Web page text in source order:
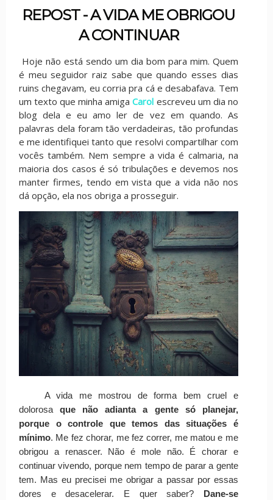
REPOST - A VIDA ME OBRIGOU
A CONTINUAR
Hoje não está sendo um dia bom para mim. Quem
é meu seguidor raiz sabe que quando esses dias
ruins chegavam, eu corria pra cá e desabafava. Tem
um texto que minha amigaCarol escreveu um dia no
blog dela e eu amo ler de vez em quando. As
palavras dela foram tão verdadeiras, tão profundas
e me identifiquei tanto que resolvi compartilhar com
vocês também. Nem sempre a vida é calmaria, na
maioria dos casos é só tribulações e devemos nos
manter firmes, tendo em vista que a vida não nos
dá opção, ela nos obriga a prosseguir.
A vida me mostrou de forma bem cruel e
dolorosaque não adianta a gente só planejar,
porque o controle que temos das situações é
mínimo. Me fez chorar, me fez correr, me matou e me
obrigou a renascer. Não é mole não. É chorar e
continuar vivendo, porque nem tempo de parar a gente
tem. Mas eu precisei me obrigar a passar por essas
dores e desacelerar. E quer saber? Dane-se